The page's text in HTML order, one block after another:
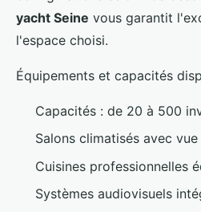
yacht Seine vous garantit
l'espace choisi.
Équipements et capacités
Capacités : de 20 à 500
Salons climatisés avec
Cuisines professionnelles
Systèmes audiovisuels